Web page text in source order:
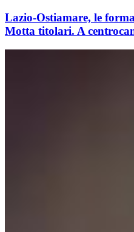
Lazio-Ostiamare, le
Motta titolari. A